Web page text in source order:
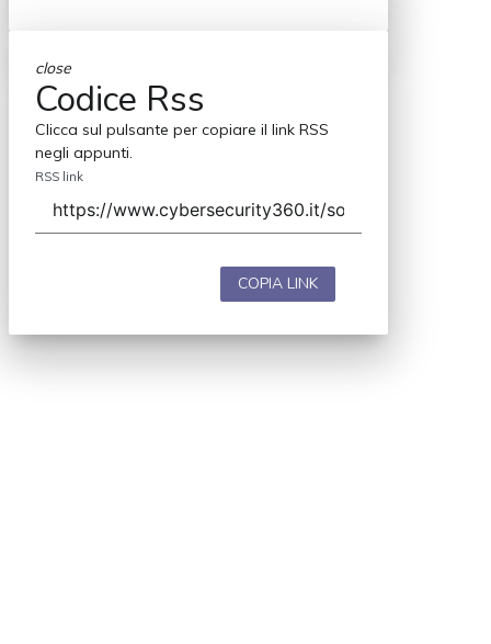
close
Codice Rss
Clicca sul pulsante per copiare il link RSS
negli appunti.
RSS link
COPIA LINK